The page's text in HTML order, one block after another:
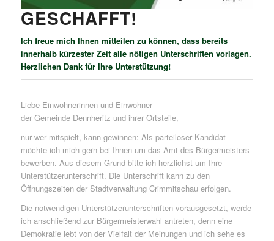
GESCHAFFT!
Ich freue mich Ihnen mitteilen zu können, dass bereits
innerhalb kürzester Zeit alle nötigen Unterschriften vorlagen.
Herzlichen Dank für Ihre Unterstützung!
Liebe Einwohnerinnen und Einwohner
der Gemeinde Dennheritz und ihrer Ortsteile,
nur wer mitspielt, kann gewinnen: Als parteiloser Kandidat
möchte ich mich gern bei Ihnen um das Amt des Bürgermeisters
bewerben. Aus diesem Grund bitte ich herzlichst um Ihre
Unterstützerunterschrift. Die Unterschrift kann zu den
Öffnungszeiten der Stadtverwaltung Crimmitschau erfolgen.
Die notwendigen Unterstützerunterschriften vorausgesetzt, werde
ich anschließend zur Bürgermeisterwahl antreten, denn eine
Demokratie lebt von der Vielfalt der Meinungen und ich sehe es